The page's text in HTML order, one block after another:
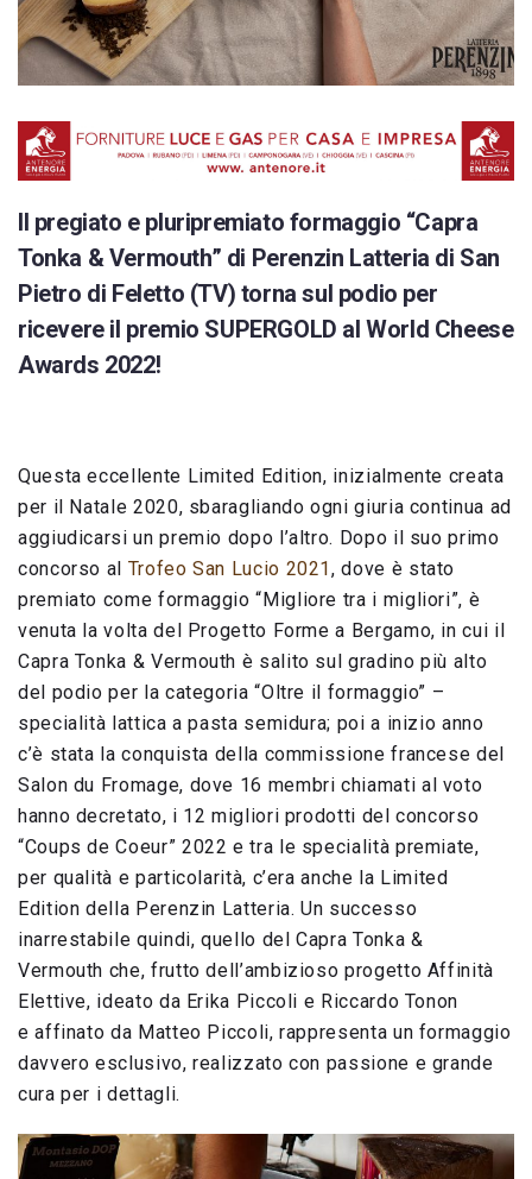
Il pregiato e pluripremiato formaggio “Capra
Tonka & Vermouth” di Perenzin Latteria di San
Pietro di Feletto (TV) torna sul podio per
ricevere il premio SUPERGOLD al World Cheese
Awards 2022!
Questa eccellente Limited Edition, inizialmente creata
per il Natale 2020, sbaragliando ogni giuria continua ad
aggiudicarsi un premio dopo l’altro. Dopo il suo primo
concorso al Trofeo San Lucio 2021, dove è stato
premiato come formaggio “Migliore tra i migliori”, è
venuta la volta del Progetto Forme a Bergamo, in cui il
Capra Tonka & Vermouth è salito sul gradino più alto
del podio per la categoria “Oltre il formaggio” –
specialità lattica a pasta semidura; poi a inizio anno
c’è stata la conquista della commissione francese del
Salon du Fromage, dove 16 membri chiamati al voto
hanno decretato, i 12 migliori prodotti del concorso
“Coups de Coeur” 2022 e tra le specialità premiate,
per qualità e particolarità, c’era anche la Limited
Edition della Perenzin Latteria. Un successo
inarrestabile quindi, quello del Capra Tonka &
Vermouth che, frutto dell’ambizioso progetto Affinità
Elettive, ideato da Erika Piccoli e Riccardo Tonon
e affinato da Matteo Piccoli, rappresenta un formaggio
davvero esclusivo, realizzato con passione e grande
cura per i dettagli.